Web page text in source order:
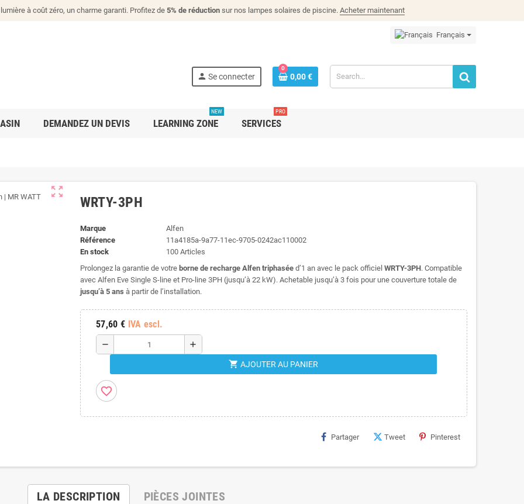
lumière à coût zéro, un charme garanti. Profitez de 5% de réduction sur nos lampes solaires de piscine. Acheter maintenant
Français
person Se connecter
0
0,00 €
DEMANDEZ UN DEVIS LEARNING ZONE
NEW
SERVICES
PRO
zoom_out_map
WRTY-3PH
Marque
Alfen
Référence
11a4185a-9a77-11ec-9705-0242ac110002
En stock
100 Articles
Prolongez la garantie de votre borne de recharge Alfen triphaséed’1 an avec le pack officiel WRTY-3PH. Compatible
avec Alfen Eve Single S-line et Pro-line 3PH (jusqu’à 22 kW). Achetable jusqu’à 3 fois pour une couverture totale de
jusqu’à 5 ans à partir de l’installation.
57,60 € IVA escl.
remove add
shopping_cart AJOUTER AU PANIER
favorite_border
Partager Tweet Pinterest
LA DESCRIPTION PIÈCES JOINTES